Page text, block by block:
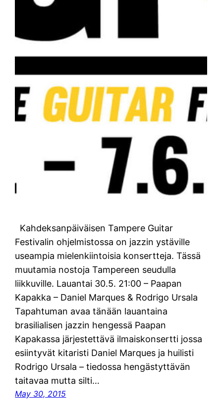
Kahdeksanpäiväisen Tampere Guitar
Festivalin ohjelmistossa on jazzin ystäville
useampia mielenkiintoisia konsertteja. Tässä
muutamia nostoja Tampereen seudulla
liikkuville. Lauantai 30.5. 21:00 – Paapan
Kapakka – Daniel Marques & Rodrigo Ursala
Tapahtuman avaa tänään lauantaina
brasilialisen jazzin hengessä Paapan
Kapakassa järjestettävä ilmaiskonsertti jossa
esiintyvät kitaristi Daniel Marques ja huilisti
Rodrigo Ursala – tiedossa hengästyttävän
taitavaa mutta silti…
May 30, 2015